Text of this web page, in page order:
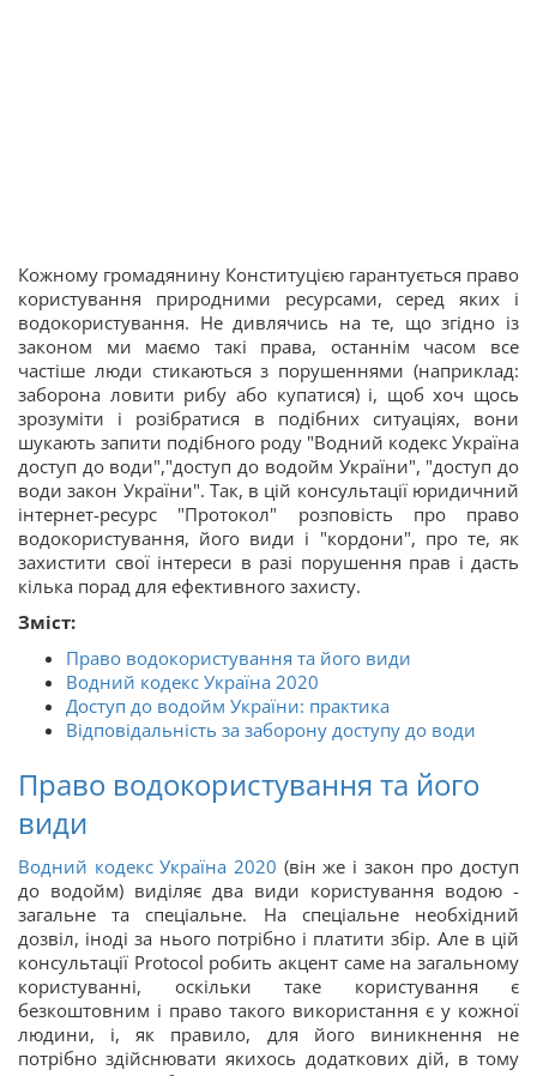
Кожному громадянину Конституцією гарантується право
користування природними ресурсами, серед яких і
водокористування. Не дивлячись на те, що згідно із
законом ми маємо такі права, останнім часом все
частіше люди стикаються з порушеннями (наприклад:
заборона ловити рибу або купатися) і, щоб хоч щось
зрозуміти і розібратися в подібних ситуаціях, вони
шукають запити подібного роду "Водний кодекс Україна
доступ до води","доступ до водойм України", "доступ до
води закон України". Так, в цій консультації юридичний
інтернет-ресурс "Протокол" розповість про право
водокористування, його види і "кордони", про те, як
захистити свої інтереси в разі порушення прав і дасть
кілька порад для ефективного захисту.
Зміст:
Право водокористування та його види
Водний кодекс Україна 2020
Доступ до водойм України: практика
Відповідальність за заборону доступу до води
Право водокористування та його
види
Водний кодекс Україна 2020 (він же і закон про доступ
до водойм) виділяє два види користування водою -
загальне та спеціальне. На спеціальне необхідний
дозвіл, іноді за нього потрібно і платити збір. Але в цій
консультації Protocol робить акцент саме на загальному
користуванні, оскільки таке користування є
безкоштовним і право такого використання є у кожної
людини, і, як правило, для його виникнення не
потрібно здійснювати якихось додаткових дій, в тому